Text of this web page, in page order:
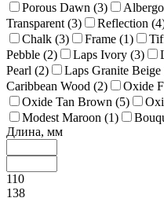
Porous Dawn (3)
Transparent (3) Reflection (4
Chalk (3) Frame (1)
Pebble (2) Laps Ivory (3)
Pearl (2) Laps Granite Beige
Caribbean Wood (2) Oxide
Oxide Tan Brown (5)
Modest Maroon (1)
Длина, мм
110
138